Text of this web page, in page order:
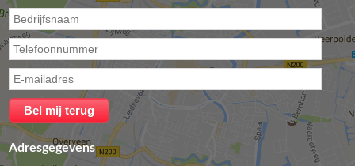
Adresgegevens